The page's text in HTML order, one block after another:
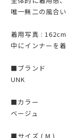
唯一無二の風合
着用写真 : 162cm
中にインナーを
■ブランド
UNK
■カラー
ベージュ
■サイズ ( M )